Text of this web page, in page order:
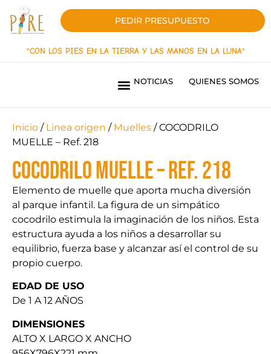
PEDIR PRESUPUESTO
"CON LOS PIES EN LA TIERRA Y LAS MANOS EN LA LUNA"
NOTICIAS QUIENES SOMOS
Inicio / Linea origen / Muelles / COCODRILO
MUELLE – Ref. 218
COCODRILO MUELLE – Ref. 218
Elemento de muelle que aporta mucha diversión
al parque infantil. La figura de un simpático
cocodrilo estimula la imaginación de los niños. Esta
estructura ayuda a los niños a desarrollar su
equilibrio, fuerza base y alcanzar así el control de su
propio cuerpo.
EDAD DE USO
De 1 A 12 AÑOS
DIMENSIONES
ALTO X LARGO X ANCHO